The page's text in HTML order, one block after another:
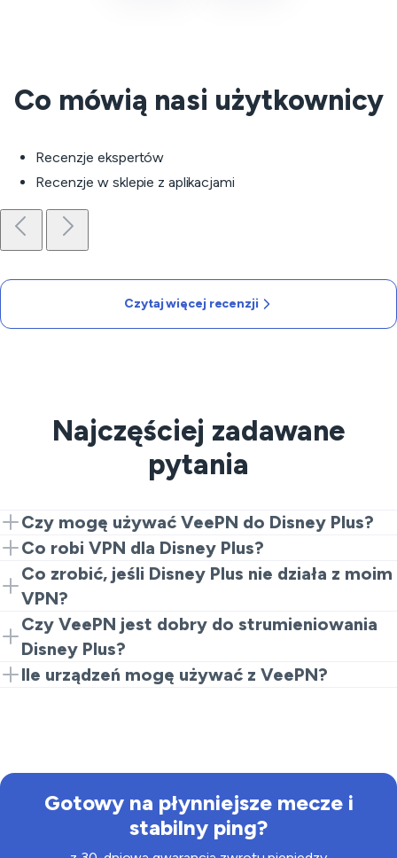
Co mówią nasi użytkownicy
Recenzje ekspertów
Recenzje w sklepie z aplikacjami
Czytaj więcej recenzji
Najczęściej zadawane
pytania
Czy mogę używać VeePN do Disney Plus?
Zdecydowanie! Połącz się z odpowiednim serwerem i
ciesz się Disney Plus bez przeszkód.
Co robi VPN dla Disney Plus?
VPN szyfruje Twoje połączenie, maskując Twój adres
IP i umożliwiając bezpieczny dostęp do treści z
ograniczeniami regionalnymi.
Co zrobić, jeśli Disney Plus nie działa z moim
VPN?
Jeśli napotkasz problemy, spróbuj zmienić serwery,
wyczyścić ciasteczka przeglądarki lub sprawdzić
ustawienia VPN.
Czy VeePN jest dobry do strumieniowania
Disney Plus?
Tak, VeePN jest zoptymalizowany pod kątem
Ile urządzeń mogę używać z VeePN?
Gotowy na płynniejsze mecze i
stabilny ping?